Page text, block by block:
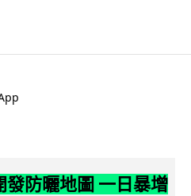
發防曬地圖 一日暴增